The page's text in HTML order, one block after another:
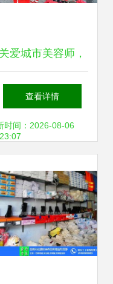
关爱城市美容师，
发放劳保用品暖寒
冬
查看详情
时间：2026-08-06